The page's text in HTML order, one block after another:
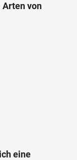
Arten von
eine